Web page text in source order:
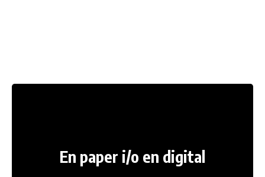
En paper i/o en digital